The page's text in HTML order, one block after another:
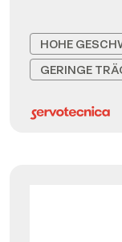
HOHE
GERINGE